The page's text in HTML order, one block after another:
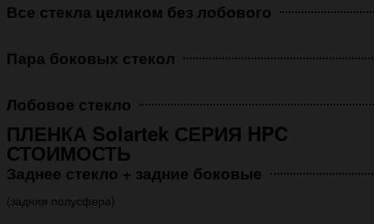
Все стекла целиком без лобового
Пара боковых стекол
Лобовое стекло
ПЛЕНКА Solartek СЕРИЯ HPC
СТОИМОСТЬ
Заднее стекло + задние боковые
(задняя полусфера)